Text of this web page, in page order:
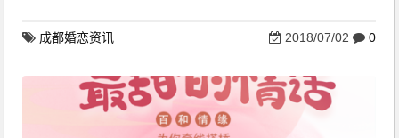
成都婚恋资讯 2018/07/02 0